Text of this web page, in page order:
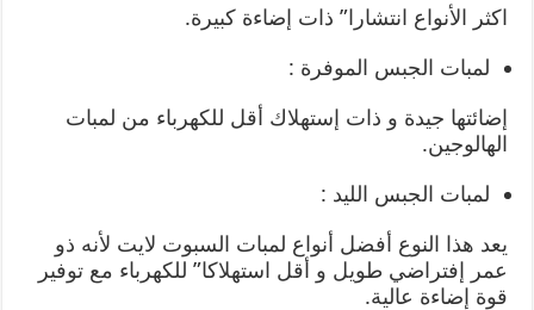
اكثر الأنواع انتشارا” ذات إضاءة كبيرة.
لمبات الجبس الموفرة :
إضائتها جيدة و ذات إستهلاك أقل للكهرباء من لمبات
الهالوجين.
لمبات الجبس الليد :
يعد هذا النوع أفضل أنواع لمبات السبوت لايت لأنه ذو
عمر إفتراضي طويل و أقل استهلاكا” للكهرباء مع توفير
قوة إضاءة عالية.